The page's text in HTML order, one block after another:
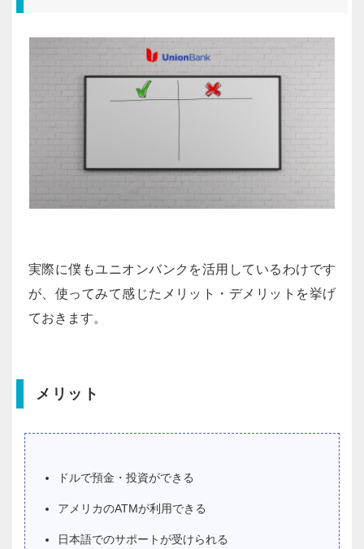
実際に僕もユニオンバンクを活用しているわけです
が、使ってみて感じたメリット・デメリットを挙げ
ておきます。
メリット
ドルで預金・投資ができる
アメリカのATMが利用できる
日本語でのサポートが受けられる